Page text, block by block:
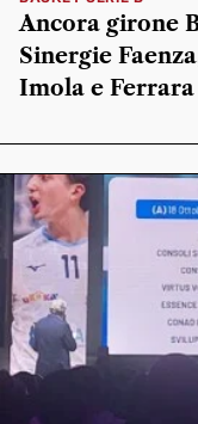
Ancora girone
Sinergie
Imola e Ferrara